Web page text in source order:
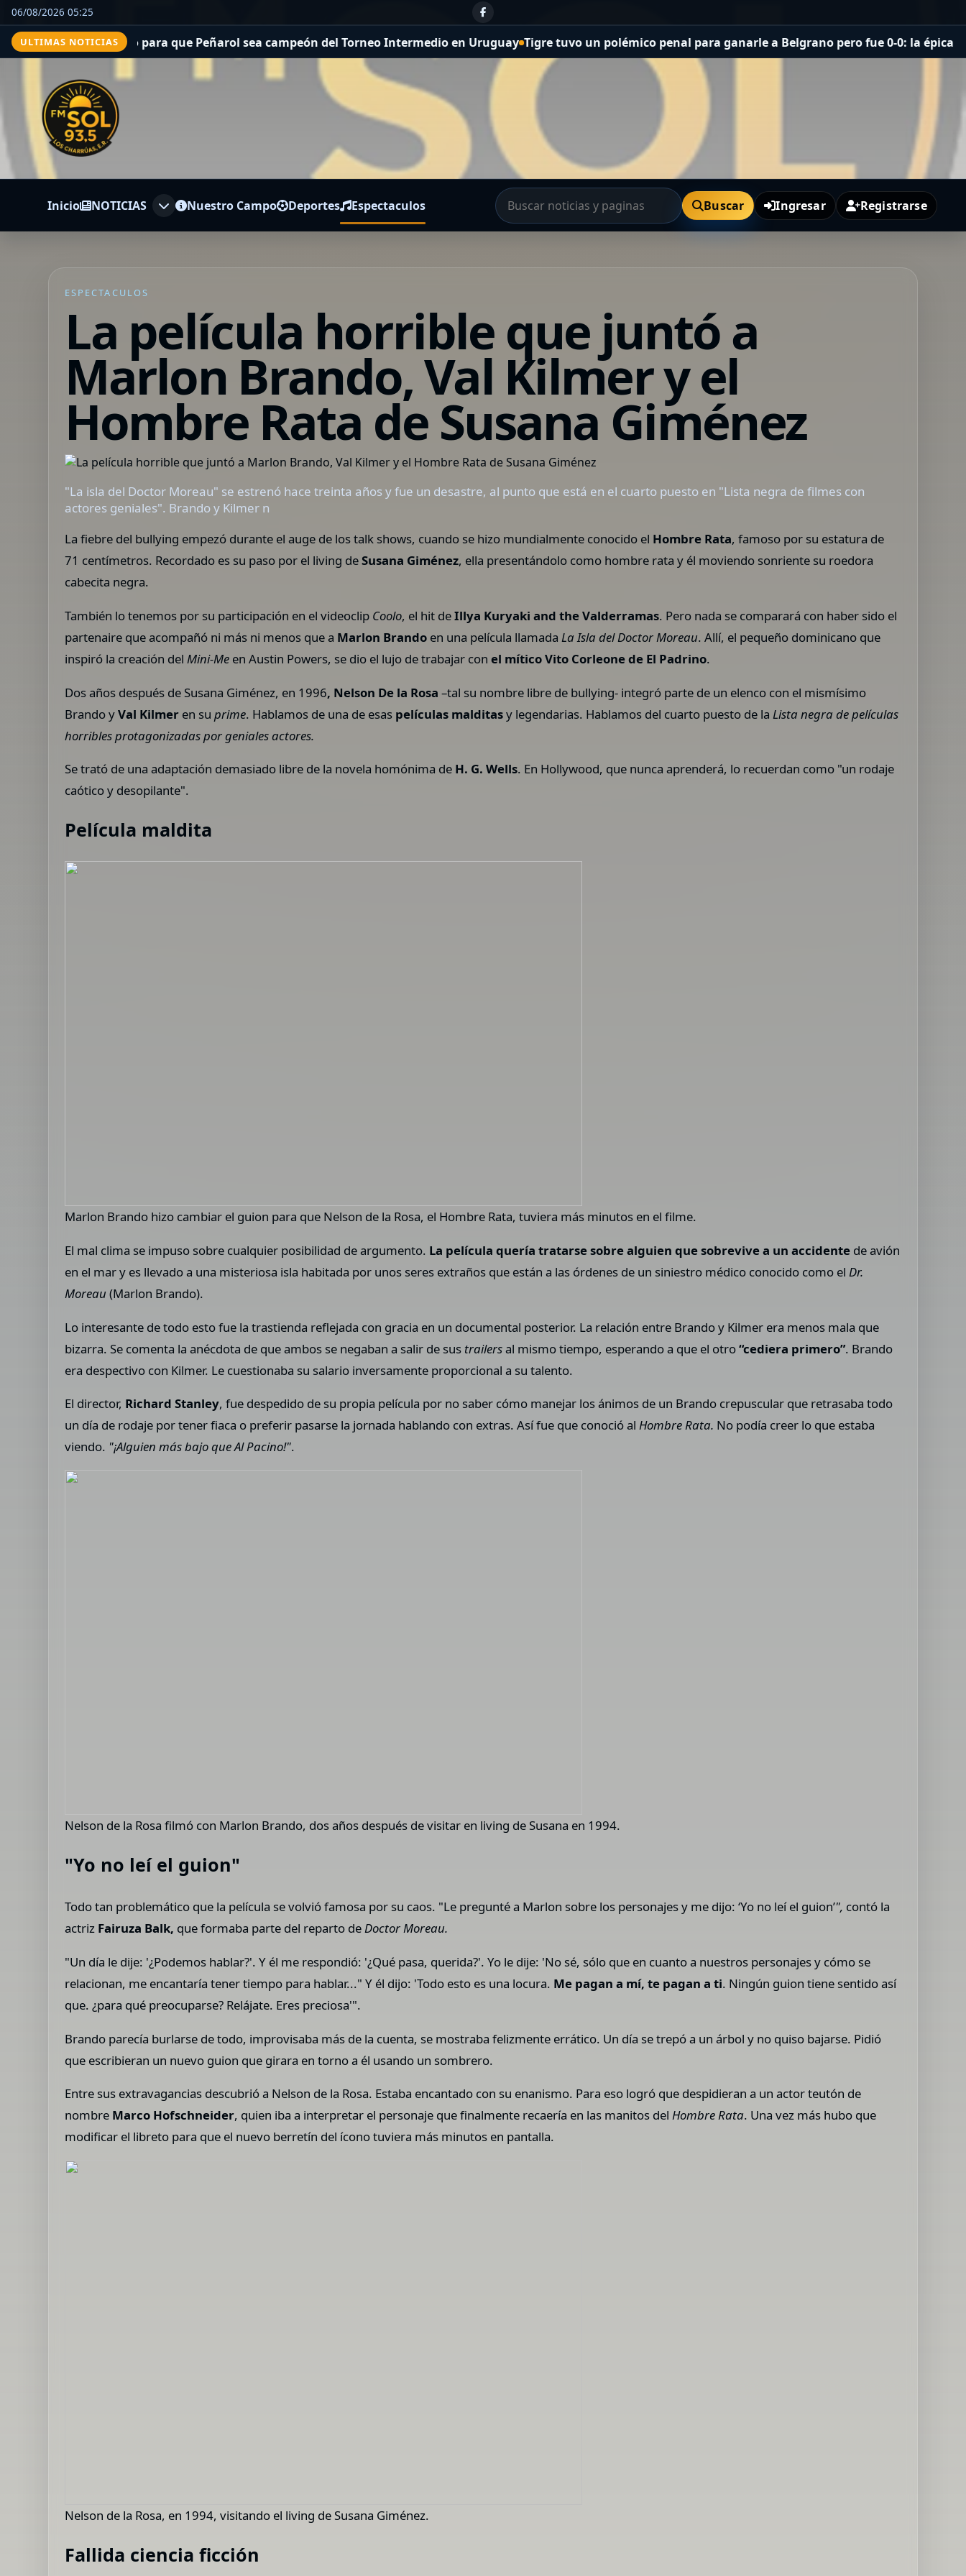
06/08/2026 05:25
ULTIMAS NOTICIAS
para que Peñarol sea campeón del Torneo Intermedio en Uruguay Tigre tuvo un polémico penal para ganarle a Belgrano pero fue 0-0: la épica atajada del
Inicio NOTICIAS Nuestro Campo Deportes Espectaculos Buscar Ingresar Registrarse
ESPECTACULOS
La película horrible que juntó a
Marlon Brando, Val Kilmer y el
Hombre Rata de Susana Giménez
"La isla del Doctor Moreau" se estrenó hace treinta años y fue un desastre, al punto que está en el cuarto puesto en "Lista negra de filmes con
actores geniales". Brando y Kilmer n
La fiebre del bullying empezó durante el auge de los talk shows, cuando se hizo mundialmente conocido el Hombre Rata, famoso por su estatura de
71 centímetros. Recordado es su paso por el living deSusana Giménez, ella presentándolo como hombre rata y él moviendo sonriente su roedora
cabecita negra.
También lo tenemos por su participación en el videoclip Coolo, el hit deIllya Kuryaki and the Valderramas. Pero nada se comparará con haber sido el
partenaire que acompañó ni más ni menos que a Marlon Brando en una película llamadaLa Isla del Doctor Moreau. Allí, el pequeño dominicano que
inspiró la creación delMini-Me en Austin Powers, se dio el lujo de trabajar conel mítico Vito Corleone de El Padrino.
Dos años después de Susana Giménez, en 1996, Nelson De la Rosa –tal su nombre libre de bullying- integró parte de un elenco con el mismísimo
Brando yVal Kilmer en suprime. Hablamos de una de esas películas malditasy legendarias. Hablamos del cuarto puesto de la Lista negra de películas
horribles protagonizadas por geniales actores.
Se trató de una adaptación demasiado libre de la novela homónima de H. G. Wells. En Hollywood, que nunca aprenderá, lo recuerdan como "un rodaje
caótico y desopilante".
Película maldita
Marlon Brando hizo cambiar el guion para que Nelson de la Rosa, el Hombre Rata, tuviera más minutos en el filme.
El mal clima se impuso sobre cualquier posibilidad de argumento. La película quería tratarse sobre alguien que sobrevive a un accidente de avión
en el mar y es llevado a una misteriosa isla habitada por unos seres extraños que están a las órdenes de un siniestro médico conocido como el Dr.
Moreau (Marlon Brando).
Lo interesante de todo esto fue la trastienda reflejada con gracia en un documental posterior. La relación entre Brando y Kilmer era menos mala que
bizarra. Se comenta la anécdota de que ambos se negaban a salir de sus trailersal mismo tiempo, esperando a que el otro“cediera primero”. Brando
era despectivo con Kilmer. Le cuestionaba su salario inversamente proporcional a su talento.
El director, Richard Stanley, fue despedido de su propia película por no saber cómo manejar los ánimos de un Brando crepuscular que retrasaba todo
un día de rodaje por tener fiaca o preferir pasarse la jornada hablando con extras. Así fue que conoció alHombre Rata. No podía creer lo que estaba
viendo. "¡Alguien más bajo que Al Pacino!".
Nelson de la Rosa filmó con Marlon Brando, dos años después de visitar en living de Susana en 1994.
"Yo no leí el guion"
Todo tan problemático que la película se volvió famosa por su caos. "Le pregunté a Marlon sobre los personajes y me dijo: ‘Yo no leí el guion’", contó la
actriz Fairuza Balk, queformaba parte del reparto deDoctor Moreau.
"Un día le dije: '¿Podemos hablar?'. Y él me respondió: '¿Qué pasa, querida?'. Yo le dije: 'No sé, sólo que en cuanto a nuestros personajes y cómo se
relacionan, me encantaría tener tiempo para hablar..." Y él dijo: 'Todo esto es una locura. Me pagan a mí, te pagan a ti. Ningún guion tiene sentido así
que. ¿para qué preocuparse? Relájate. Eres preciosa'".
Brando parecía burlarse de todo, improvisaba más de la cuenta, se mostraba felizmente errático. Un día se trepó a un árbol y no quiso bajarse. Pidió
que escribieran un nuevo guion que girara en torno a él usando un sombrero.
Entre sus extravagancias descubrió a Nelson de la Rosa. Estaba encantado con su enanismo. Para eso logró que despidieran a un actor teutón de
nombre Marco Hofschneider, quien iba a interpretar el personaje que finalmente recaería en las manitos delHombre Rata. Una vez más hubo que
modificar el libreto para que el nuevo berretín del ícono tuviera más minutos en pantalla.
Nelson de la Rosa, en 1994, visitando el living de Susana Giménez.
Fallida ciencia ficción